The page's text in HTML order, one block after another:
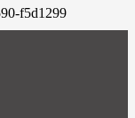
f5d1299